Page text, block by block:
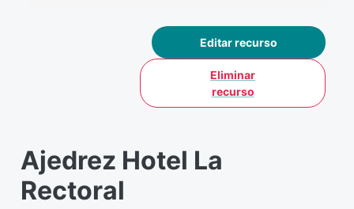
Editar recurso
Eliminar
recurso
Ajedrez Hotel La
Rectoral